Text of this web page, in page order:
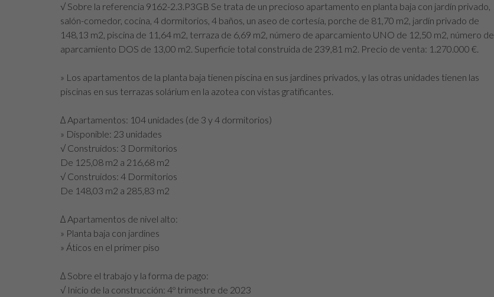
√ Sobre la referencia 9162-2.3.P3GB Se trata de un precioso apartamento en planta baja con jardín privado,
salón-comedor, cocina, 4 dormitorios, 4 baños, un aseo de cortesía, porche de 81,70 m2, jardín privado de
148,13 m2, piscina de 11,64 m2, terraza de 6,69 m2, número de aparcamiento UNO de 12,50 m2, número de
aparcamiento DOS de 13,00 m2. Superficie total construida de 239,81 m2. Precio de venta: 1.270.000 €.
» Los apartamentos de la planta baja tienen piscina en sus jardines privados, y las otras unidades tienen las
piscinas en sus terrazas solárium en la azotea con vistas gratificantes.
∆ Apartamentos: 104 unidades (de 3 y 4 dormitorios)
» Disponible: 23 unidades
√ Construidos: 3 Dormitorios
De 125,08 m2 a 216,68 m2
√ Construidos: 4 Dormitorios
De 148,03 m2 a 285,83 m2
∆ Apartamentos de nivel alto:
» Planta baja con jardines
» Áticos en el primer piso
∆ Sobre el trabajo y la forma de pago:
√ Inicio de la construcción: 4º trimestre de 2023